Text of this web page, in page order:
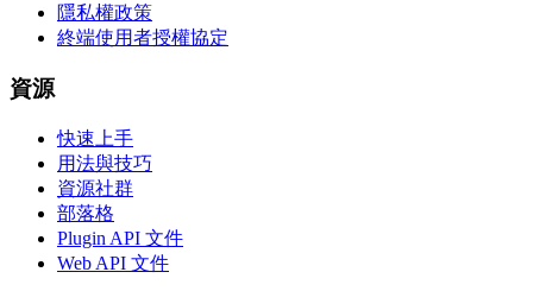
隱私權政策
終端使用者授權協定
資源
快速上手
用法與技巧
資源社群
部落格
Plugin API 文件
Web API 文件